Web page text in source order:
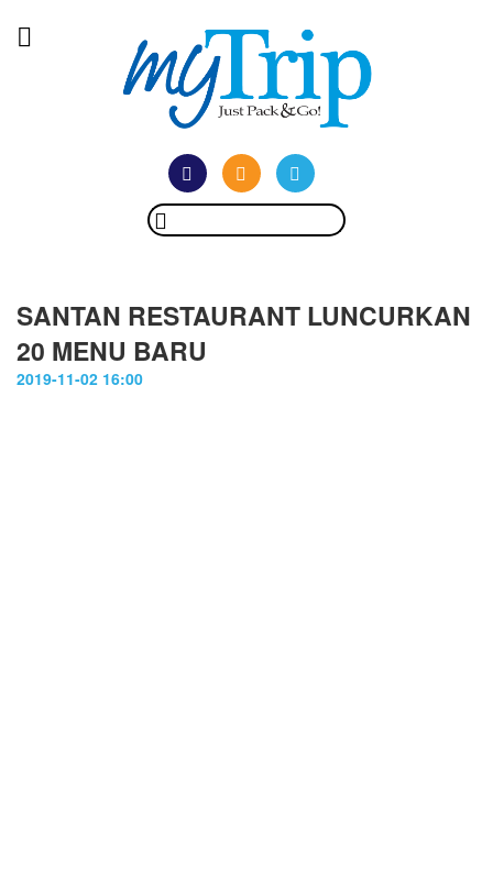
SANTAN RESTAURANT LUNCURKAN
20 MENU BARU
2019-11-02 16:00